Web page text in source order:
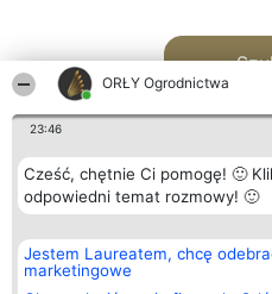
ORŁY Ogrodnictwa
23:46
Cześć, chętnie Ci pomogę! 🙂
odpowiedni temat rozmowy! 🙂
Jestem Laureatem, chcę
marketingowe
Organizator plebiscytu
Bright Side Solutions sp. z o.
o. sp. k.
ul. Ruska 22